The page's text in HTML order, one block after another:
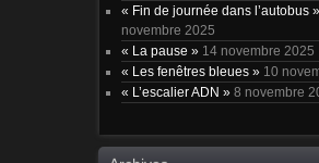
« Fin de journée dans l’autobus »
novembre 2025
« La pause » 14 novembre 2025
« Les fenêtres bleues » 10
« L’escalier ADN » 8 novembre